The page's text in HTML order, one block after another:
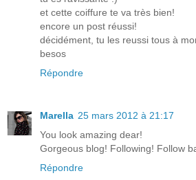
et cette coiffure te va très bien!
encore un post réussi!
décidément, tu les reussi tous à
besos
Répondre
Marella 25 mars 2012 à 21:17
You look amazing dear!
Gorgeous blog! Following! Follow
Répondre